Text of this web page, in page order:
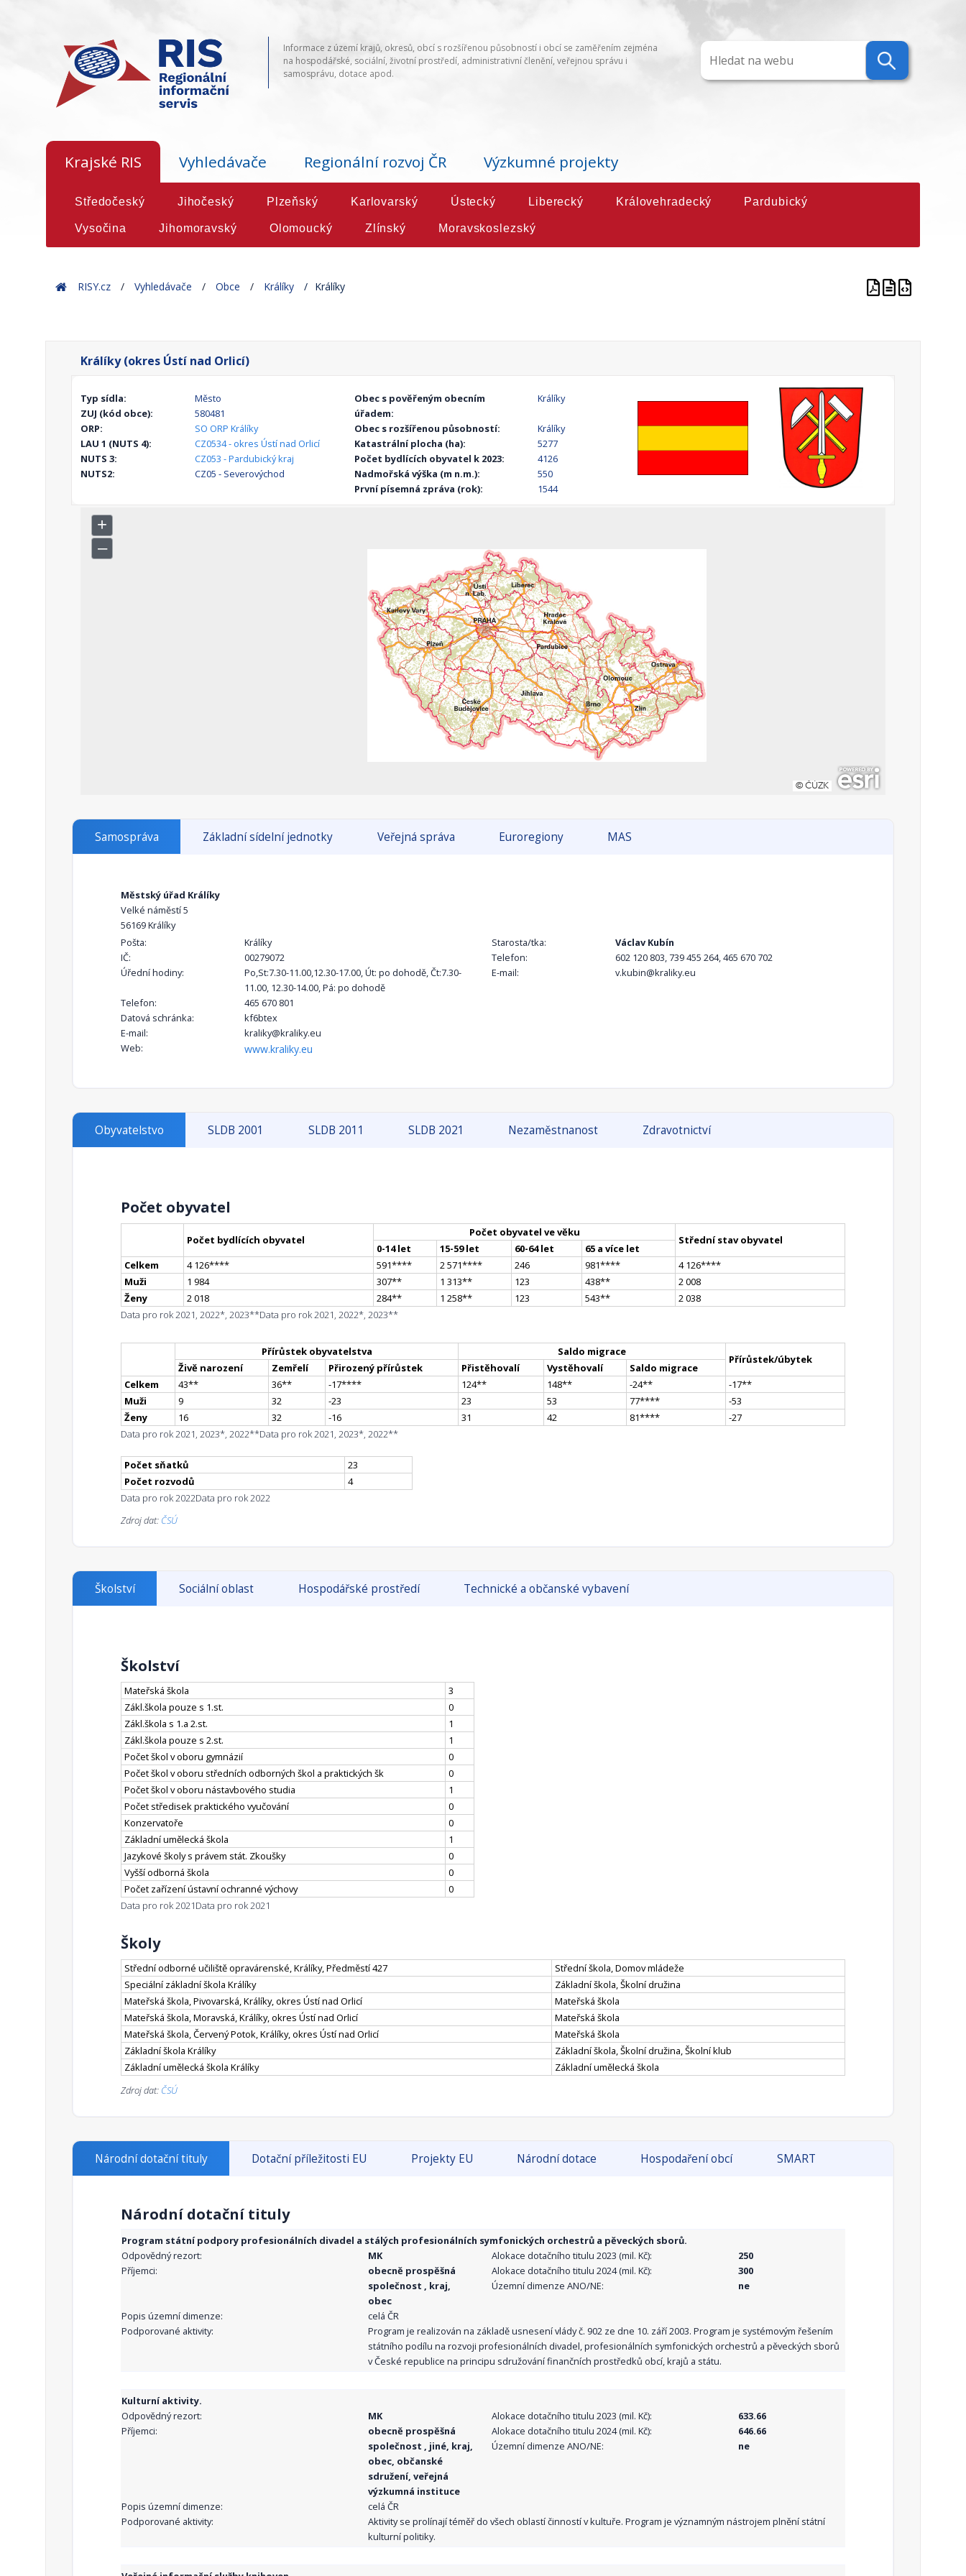
Informace z území krajů, okresů, obcí s rozšířenou působností i obcí se zaměřením zejména
na hospodářské, sociální, životní prostředí, administrativní členění, veřejnou správu i
samosprávu, dotace apod.
Krajské RIS Vyhledávače Regionální rozvoj ČR Výzkumné projekty
Středočeský Jihočeský Plzeňský Karlovarský Ústecký Liberecký Královehradecký Pardubický
Vysočina Jihomoravský Olomoucký Zlínský Moravskoslezský
HomeRISY.cz Vyhledávače Obce Králíky Králíky
Králíky (okres Ústí nad Orlicí)
Typ sídla:
Město
ZUJ (kód obce):
580481
ORP:
SO ORP Králíky
LAU 1 (NUTS 4):
CZ0534 - okres Ústí nad Orlicí
NUTS 3:
CZ053 - Pardubický kraj
NUTS2:
CZ05 - Severovýchod
Obec s pověřeným obecním
úřadem:
Králíky
Obec s rozšířenou působností:
Králíky
Katastrální plocha (ha):
5277
Počet bydlících obyvatel k 2023:
4126
Nadmořská výška (m n.m.):
550
První písemná zpráva (rok):
1544
Samospráva Základní sídelní jednotky Veřejná správa Euroregiony MAS
Městský úřad Králíky
Velké náměstí 5
56169 Králíky
Pošta:
Králíky
IČ:
00279072
Úřední hodiny:
Po,St:7.30-11.00,12.30-17.00, Út: po dohodě, Čt:7.30-
11.00, 12.30-14.00, Pá: po dohodě
Telefon:
465 670 801
Datová schránka:
kf6btex
E-mail:
kraliky@kraliky.eu
Web:
www.kraliky.eu
Starosta/tka:
Václav Kubín
Telefon:
602 120 803, 739 455 264, 465 670 702
E-mail:
v.kubin@kraliky.eu
Obyvatelstvo SLDB 2001 SLDB 2011 SLDB 2021 Nezaměstnanost Zdravotnictví
Počet obyvatel
Počet bydlících obyvatel
Počet obyvatel ve věku
Střední stav obyvatel
0-14 let 15-59 let 60-64 let
65 a více let
Celkem
4 126**** 591**** 2 571**** 246 981**** 4 126****
Muži
1 984 307** 1 313** 123 438**
2 008
Ženy
2 018 284** 1 258** 123 543**
2 038
Data pro rok 2021, 2022*, 2023**Data pro rok 2021, 2022*, 2023**
Přírůstek obyvatelstva Saldo migrace
Přírůstek/úbytek
Živě narození Zemřelí Přirozený přírůstek Přistěhovalí Vystěhovalí
Saldo migrace
Celkem
43** 36** -17**** 124** 148** -24** -17**
Muži
9 32 -23 23 53 77****
-53
Ženy
16 32 -16 31 42 81****
-27
Data pro rok 2021, 2023*, 2022**Data pro rok 2021, 2023*, 2022**
Počet sňatků
23
Počet rozvodů
4
Data pro rok 2022Data pro rok 2022
Zdroj dat: ČSÚ
Školství Sociální oblast Hospodářské prostředí Technické a občanské vybavení
Školství
Mateřská škola
3
Zákl.škola pouze s 1.st.
0
Zákl.škola s 1.a 2.st.
1
Zákl.škola pouze s 2.st.
1
Počet škol v oboru gymnázií
0
Počet škol v oboru středních odborných škol a praktických šk
0
Počet škol v oboru nástavbového studia
1
Počet středisek praktického vyučování
0
Konzervatoře
0
Základní umělecká škola
1
Jazykové školy s právem stát. Zkoušky
0
Vyšší odborná škola
0
Počet zařízení ústavní ochranné výchovy
0
Data pro rok 2021Data pro rok 2021
Školy
Střední odborné učiliště opravárenské, Králíky, Předměstí 427
Střední škola, Domov mládeže
Speciální základní škola Králíky
Základní škola, Školní družina
Mateřská škola, Pivovarská, Králíky, okres Ústí nad Orlicí
Mateřská škola
Mateřská škola, Moravská, Králíky, okres Ústí nad Orlicí
Mateřská škola
Mateřská škola, Červený Potok, Králíky, okres Ústí nad Orlicí
Mateřská škola
Základní škola Králíky
Základní škola, Školní družina, Školní klub
Základní umělecká škola Králíky
Základní umělecká škola
Zdroj dat: ČSÚ
Národní dotační tituly Dotační příležitosti EU Projekty EU Národní dotace Hospodaření obcí SMART
Národní dotační tituly
Program státní podpory profesionálních divadel a stálých profesionálních symfonických orchestrů a pěveckých sborů.
Odpovědný rezort:
MK
Příjemci:
obecně prospěšná
společnost , kraj,
obec
Alokace dotačního titulu 2023 (mil. Kč):
250
Alokace dotačního titulu 2024 (mil. Kč):
300
Územní dimenze ANO/NE:
ne
Popis územní dimenze:
celá ČR
Podporované aktivity:
Program je realizován na základě usnesení vlády č. 902 ze dne 10. září 2003. Program je systémovým řešením
státního podílu na rozvoji profesionálních divadel, profesionálních symfonických orchestrů a pěveckých sborů
v České republice na principu sdružování finančních prostředků obcí, krajů a státu.
Kulturní aktivity.
Odpovědný rezort:
MK
Příjemci:
obecně prospěšná
společnost , jiné, kraj,
obec, občanské
sdružení, veřejná
výzkumná instituce
Alokace dotačního titulu 2023 (mil. Kč):
633.66
Alokace dotačního titulu 2024 (mil. Kč):
646.66
Územní dimenze ANO/NE:
ne
Popis územní dimenze:
celá ČR
Podporované aktivity:
Aktivity se prolínají téměř do všech oblastí činností v kultuře. Program je významným nástrojem plnění státní
kulturní politiky.